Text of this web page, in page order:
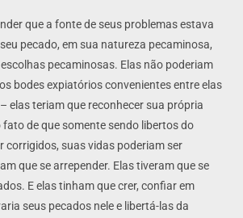
que a fonte de seus problemas estava
pecado, em sua natureza pecaminosa,
pecaminosas. Elas não poderiam
bodes expiatórios convenientes entre elas
elas teriam que reconhecer sua própria
fato de que somente sendo libertos do
corrigidos, suas vidas poderiam ser
que se arrepender. Elas tiveram que se
E elas tinham que crer, confiar em
seus pecados nele e libertá-las da